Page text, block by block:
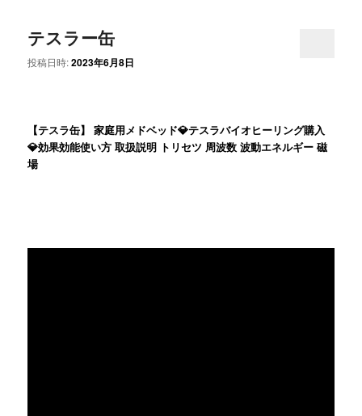
テスラー缶
投稿日時:2023年6月8日
【テスラ缶】 家庭用メドベッド💎テスラバイオヒーリング購入
💎効果効能使い方 取扱説明 トリセツ 周波数 波動エネルギー 磁
場